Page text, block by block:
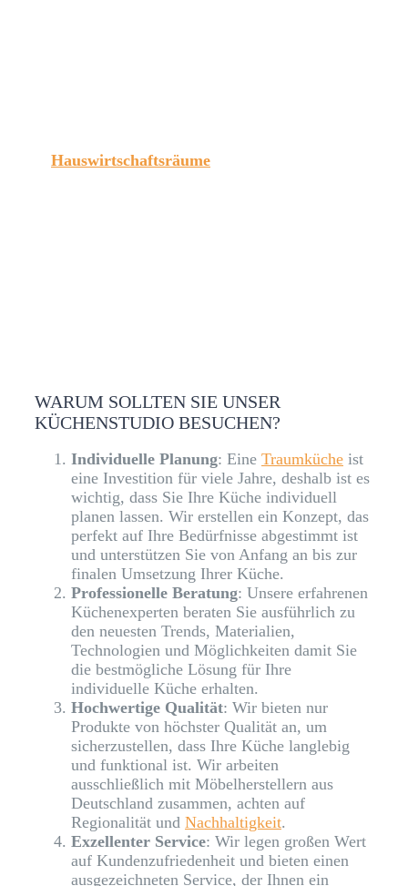
Hauswirtschaftsräume
WARUM SOLLTEN SIE UNSER
KÜCHENSTUDIO BESUCHEN?
Individuelle Planung: Eine Traumküche ist
eine Investition für viele Jahre, deshalb ist es
wichtig, dass Sie Ihre Küche individuell
planen lassen. Wir erstellen ein Konzept, das
perfekt auf Ihre Bedürfnisse abgestimmt ist
und unterstützen Sie von Anfang an bis zur
finalen Umsetzung Ihrer Küche.
Professionelle Beratung: Unsere erfahrenen
Küchenexperten beraten Sie ausführlich zu
den neuesten Trends, Materialien,
Technologien und Möglichkeiten damit Sie
die bestmögliche Lösung für Ihre
individuelle Küche erhalten.
Hochwertige Qualität: Wir bieten nur
Produkte von höchster Qualität an, um
sicherzustellen, dass Ihre Küche langlebig
und funktional ist. Wir arbeiten
ausschließlich mit Möbelherstellern aus
Deutschland zusammen, achten auf
Regionalität und Nachhaltigkeit.
Exzellenter Service: Wir legen großen Wert
auf Kundenzufriedenheit und bieten einen
ausgezeichneten Service, der Ihnen ein